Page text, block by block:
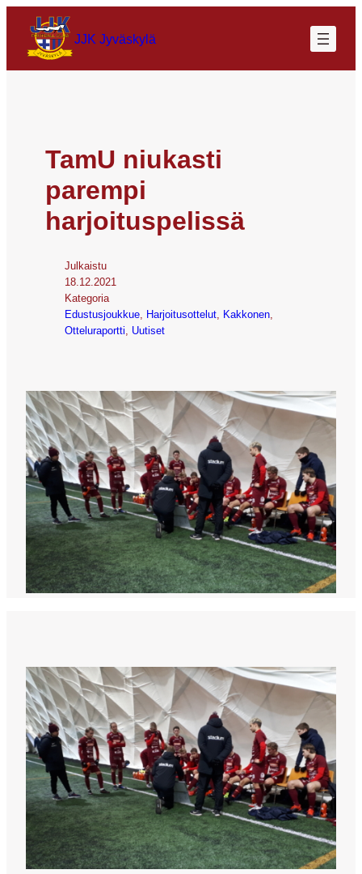
JJK Jyväskylä
TamU niukasti
parempi
harjoituspelissä
Julkaistu
18.12.2021
Kategoria
Edustusjoukkue Harjoitusottelut Kakkonen
Otteluraportti
Uutiset